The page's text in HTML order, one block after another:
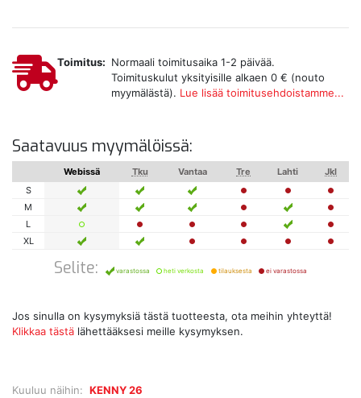
Kuuluu näihin: KENNY 26
Toimitus: Normaali toimitusaika 1-2 päivää.
Toimituskulut yksityisille alkaen 0 € (nouto
myymälästä). Lue lisää toimitusehdoistamme...
Saatavuus myymälöissä:
Webissä Tku Vantaa Tre Lahti
Jkl
S
M
L
XL
Selite: varastossa heti verkosta tilauksesta ei varastossa
Jos sinulla on kysymyksiä tästä tuotteesta, ota meihin yhteyttä!
Klikkaa tästä lähettääksesi meille kysymyksen.